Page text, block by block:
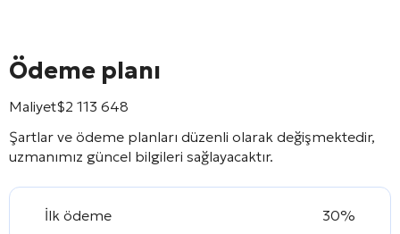
Ödeme planı
Maliyet$2 113 648
Şartlar ve ödeme planları düzenli olarak değişmektedir,
uzmanımız güncel bilgileri sağlayacaktır.
İlk ödeme 30%